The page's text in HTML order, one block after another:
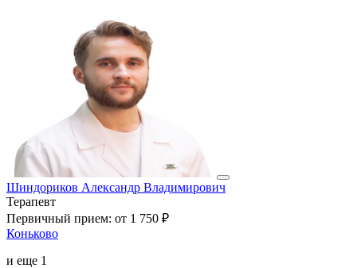
Шиндориков Александр Владимирович
Терапевт
Первичный прием: от 1 750 ₽
Коньково
и еще 1